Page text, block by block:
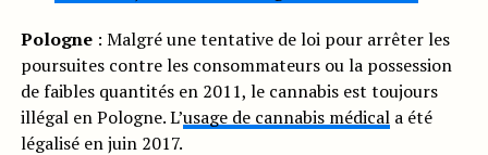
Pologne: Malgré une tentative de loi pour arrêter les
poursuites contre les consommateurs ou la possession
de faibles quantités en 2011, le cannabis est toujours
illégal en Pologne. L’usage de cannabis médicala été
légalisé en juin 2017.